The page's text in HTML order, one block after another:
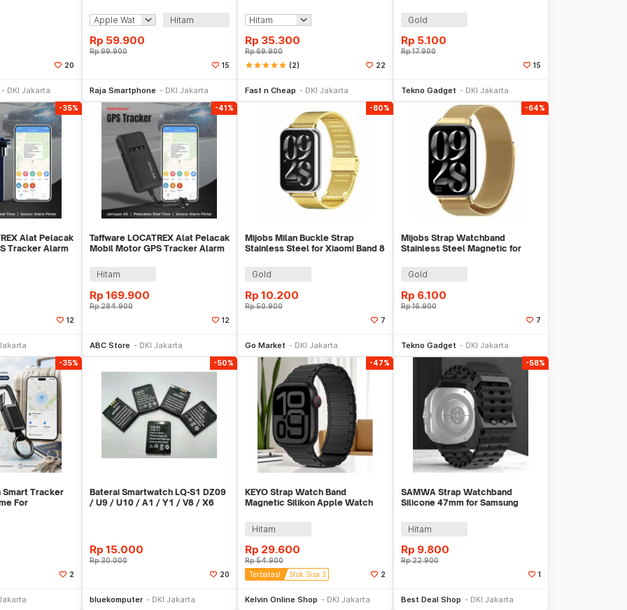
20
DKI Jakarta
Hitam
Rp 59.900
Rp99.900
15
Raja Smartphone DKI Jakarta
Rp 35.300
Rp69.900
starstarstarstarstar (2) 22
Fast n Cheap DKI Jakarta
Gold
Rp 5.100
Rp17.900
15
Tekno Gadget DKI Jakarta
-35%
Alat Pelacak
Tracker Alarm
12
-41%
Taffware LOCATREX Alat Pelacak
Mobil Motor GPS Tracker Alarm
Hitam
Rp 169.900
Rp284.900
12
ABC Store DKI Jakarta
-80%
Mijobs Milan Buckle Strap
Stainless Steel for Xiaomi Band 8
Gold
Rp 10.200
Rp50.900
7
Go Market DKI Jakarta
-64%
Mijobs Strap Watchband
Stainless Steel Magnetic for
Gold
Rp 6.100
Rp16.900
7
Tekno Gadget DKI Jakarta
-35%
Smart Tracker
For
2
-50%
Baterai Smartwatch LQ-S1 DZ09
/ U9 / U10 / A1 / Y1 / V8 / X6
Rp 15.000
Rp30.000
20
bluekomputer DKI Jakarta
-47%
KEYO Strap Watch Band
Magnetic Silikon Apple Watch
Hitam
Rp 29.600
Rp54.900
Terbatas!
Stok Sisa 3 2
Kelvin Online Shop DKI Jakarta
-58%
SAMWA Strap Watchband
Silicone 47mm for Samsung
Hitam
Rp 9.800
Rp22.900
1
Best Deal Shop DKI Jakarta